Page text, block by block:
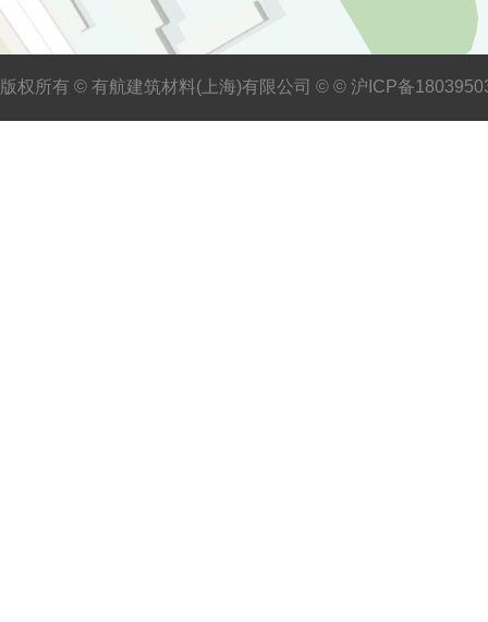
版权所有 © 有航建筑材料(上海)有限公司 © © 沪ICP备